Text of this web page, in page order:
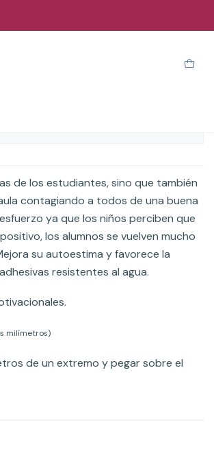
básico a media
de los estudiantes, sino que también
contagiando a todos de una buena
ya que los niños perciben que
los alumnos se vuelven mucho
su autoestima y favorece la
resistentes al agua.
milímetros)
de un extremo y pegar sobre el